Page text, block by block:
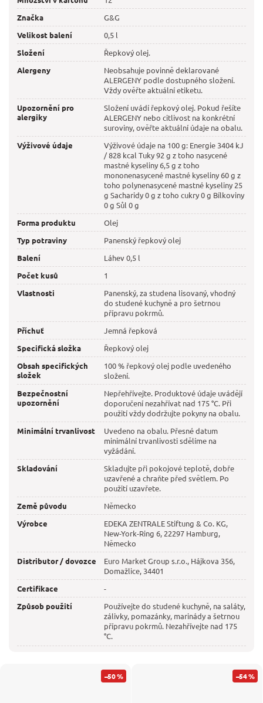
Značka
G&G
Velikost balení
0,5 l
Složení
Řepkový olej.
Alergeny
Neobsahuje povinně deklarované
ALERGENY podle dostupného složení.
Vždy ověřte aktuální etiketu.
Upozornění pro
alergiky
Složení uvádí řepkový olej. Pokud řešíte
ALERGENY nebo citlivost na konkrétní
suroviny, ověřte aktuální údaje na obalu.
Výživové údaje
Výživové údaje na 100 g: Energie 3404 kJ
/ 828 kcal Tuky 92 g z toho nasycené
mastné kyseliny 6,5 g z toho
mononenasycené mastné kyseliny 60 g z
toho polynenasycené mastné kyseliny 25
g Sacharidy 0 g z toho cukry 0 g Bílkoviny
0 g Sůl 0 g
Forma produktu
Olej
Typ potraviny
Panenský řepkový olej
Balení
Láhev 0,5 l
Počet kusů
1
Vlastnosti
Panenský, za studena lisovaný, vhodný
do studené kuchyně a pro šetrnou
přípravu pokrmů.
Příchuť
Jemná řepková
Specifická složka
Řepkový olej
Obsah specifických
složek
100 % řepkový olej podle uvedeného
složení.
Bezpečnostní
upozornění
Nepřehřívejte. Produktové údaje uvádějí
doporučení nezahřívat nad 175 °C. Při
použití vždy dodržujte pokyny na obalu.
Minimální trvanlivost
Uvedeno na obalu. Přesné datum
minimální trvanlivosti sdělíme na
vyžádání.
Skladování
Skladujte při pokojové teplotě, dobře
uzavřené a chraňte před světlem. Po
použití uzavřete.
Země původu
Německo
Výrobce
EDEKA ZENTRALE Stiftung & Co. KG,
New-York-Ring 6, 22297 Hamburg,
Německo
Distributor / dovozce
Euro Market Group s.r.o., Hájkova 356,
Domažlice, 34401
Certifikace
-
Způsob použití
Používejte do studené kuchyně, na saláty,
zálivky, pomazánky, marinády a šetrnou
přípravu pokrmů. Nezahřívejte nad 175
°C.
–50 % –54 %